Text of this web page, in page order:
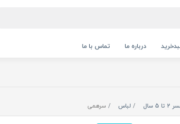
درباره ما تماس با ما
تا 5 سال لباس سرهمی